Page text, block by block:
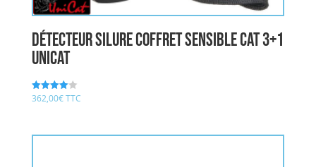
Détecteur Silure Coffret SENSIBLE CAT 3+1
UNICAT
Note
362,00€TTC